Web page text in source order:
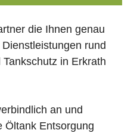
die Ihnen genau
rund
in Erkrath
an und
Öltank Entsorgung